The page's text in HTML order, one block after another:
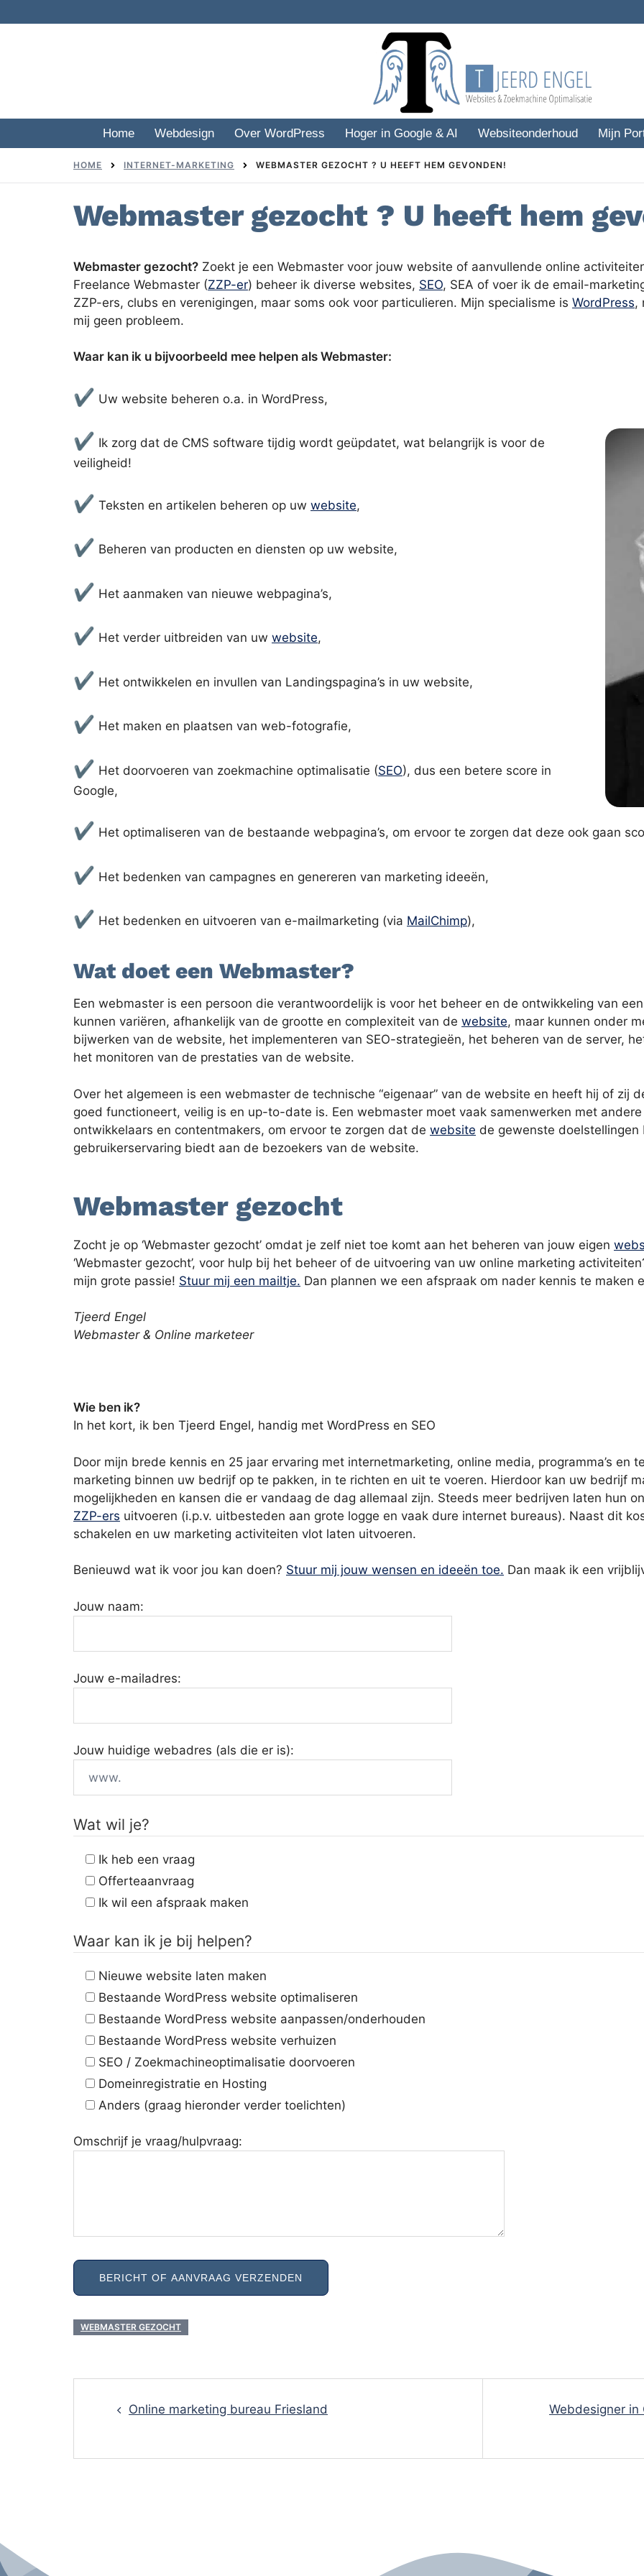
to
Home Webdesign Over WordPress Hoger in Google & AI Websiteonderhoud Mijn
HOME INTERNET-MARKETING WEBMASTER GEZOCHT ? U HEEFT HEM GEVONDEN!
Webmaster gezocht ? U heeft hem
Webmaster gezocht? Zoekt je een Webmaster voor jouw website of aanvullende online
Freelance Webmaster (ZZP-er) beheer ik diverse websites, SEO, SEA of voer ik de email-
ZZP-ers, clubs en verenigingen, maar soms ook voor particulieren. Mijn specialisme is WordPress,
mij geen probleem.
Waar kan ik u bijvoorbeeld mee helpen als Webmaster:
✔ Uw website beheren o.a. in WordPress,
✔ Ik zorg dat de CMS software tijdig wordt geüpdatet, wat belangrijk is voor de
veiligheid!
✔ Teksten en artikelen beheren op uw website,
✔ Beheren van producten en diensten op uw website,
✔ Het aanmaken van nieuwe webpagina’s,
✔ Het verder uitbreiden van uw website,
✔ Het ontwikkelen en invullen van Landingspagina’s in uw website,
✔ Het maken en plaatsen van web-fotografie,
✔ Het doorvoeren van zoekmachine optimalisatie (SEO), dus een betere score in
Google,
✔ Het optimaliseren van de bestaande webpagina’s, om ervoor te zorgen dat deze ook gaan
✔ Het bedenken van campagnes en genereren van marketing ideeën,
✔ Het bedenken en uitvoeren van e-mailmarketing (via MailChimp),
Wat doet een Webmaster?
Een webmaster is een persoon die verantwoordelijk is voor het beheer en de ontwikkeling van
kunnen variëren, afhankelijk van de grootte en complexiteit van de website, maar kunnen onder
bijwerken van de website, het implementeren van SEO-strategieën, het beheren van de server,
het monitoren van de prestaties van de website.
Over het algemeen is een webmaster de technische “eigenaar” van de website en heeft hij of zij
goed functioneert, veilig is en up-to-date is. Een webmaster moet vaak samenwerken met
ontwikkelaars en contentmakers, om ervoor te zorgen dat de website de gewenste
gebruikerservaring biedt aan de bezoekers van de website.
Webmaster gezocht
Zocht je op ‘Webmaster gezocht’ omdat je zelf niet toe komt aan het beheren van jouw eigen
‘Webmaster gezocht’, voor hulp bij het beheer of de uitvoering van uw online marketing
mijn grote passie! Stuur mij een mailtje. Dan plannen we een afspraak om nader kennis te maken
Tjeerd Engel
Webmaster & Online marketeer
Wie ben ik?
In het kort, ik ben Tjeerd Engel, handig met WordPress en SEO
Door mijn brede kennis en 25 jaar ervaring met internetmarketing, online media, programma’s en
marketing binnen uw bedrijf op te pakken, in te richten en uit te voeren. Hierdoor kan uw bedrijf
mogelijkheden en kansen die er vandaag de dag allemaal zijn. Steeds meer bedrijven laten hun
ZZP-ers uitvoeren (i.p.v. uitbesteden aan grote logge en vaak dure internet bureaus). Naast dit
schakelen en uw marketing activiteiten vlot laten uitvoeren.
Benieuwd wat ik voor jou kan doen? Stuur mij jouw wensen en ideeën toe. Dan maak ik een
Jouw naam:
Jouw e-mailadres:
Jouw huidige webadres (als die er is):
Wat wil je?
Ik heb een vraag
Offerteaanvraag
Ik wil een afspraak maken
Waar kan ik je bij helpen?
Nieuwe website laten maken
Bestaande WordPress website optimaliseren
Bestaande WordPress website aanpassen/onderhouden
Bestaande WordPress website verhuizen
SEO / Zoekmachineoptimalisatie doorvoeren
Domeinregistratie en Hosting
Anders (graag hieronder verder toelichten)
Omschrijf je vraag/hulpvraag:
WEBMASTER GEZOCHT
navigation
Online marketing bureau Friesland Webdesigner in